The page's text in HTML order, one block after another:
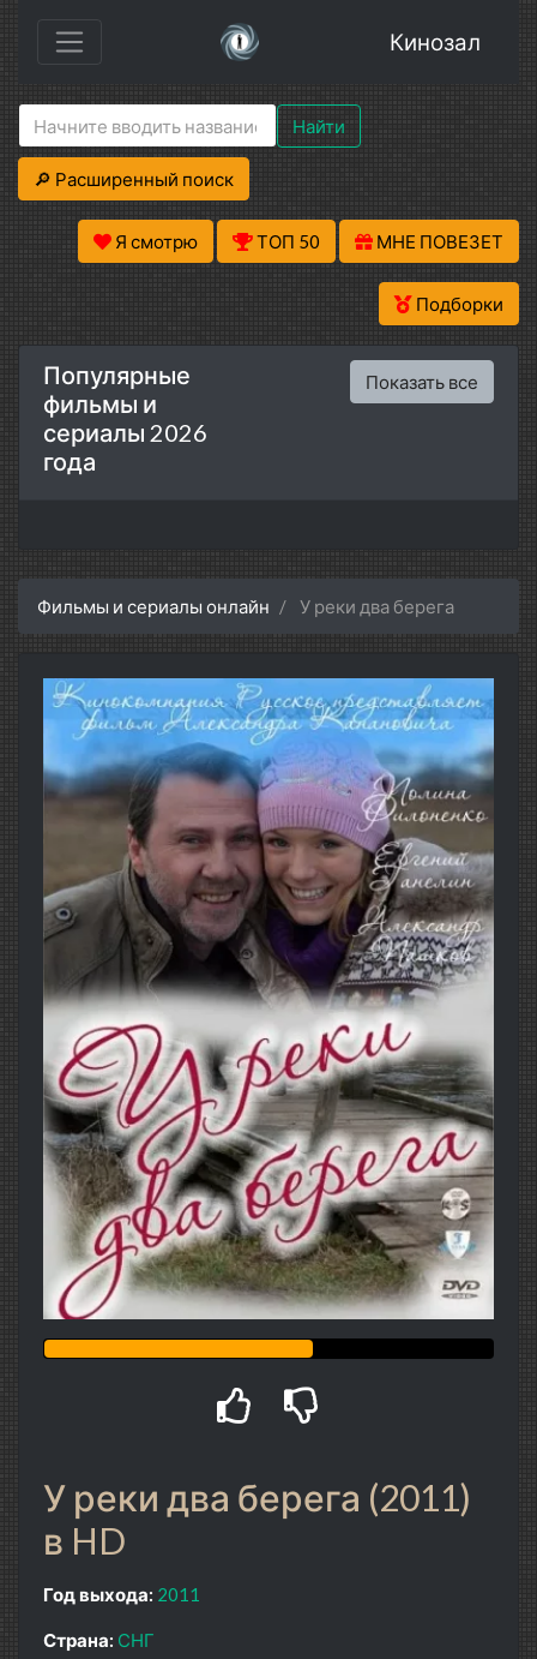
Кинозал
Найти
🔎 Расширенный поиск
Я смотрю ТОП 50 МНЕ ПОВЕЗЕТ
Подборки
Популярные
фильмы и
сериалы 2026
года
Показать все
Фильмы и сериалы онлайн У реки два берега
У реки два берега (2011)
в HD
Год выхода: 2011
Страна: СНГ